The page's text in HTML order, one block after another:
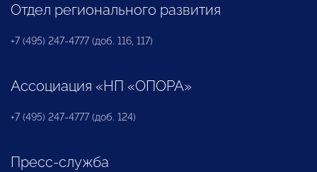
Отдел регионального развития
+7 (495) 247-4777 (доб. 116, 117)
Ассоциация «НП «ОПОРА»
+7 (495) 247-4777 (доб. 124)
Пресс-служба